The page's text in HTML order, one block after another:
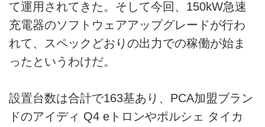
て運用されてきた。そして今回、150kW急速
充電器のソフトウェアアップグレードが行わ
れて、スペックどおりの出力での稼働が始ま
ったというわけだ。
設置台数は合計で163基あり、PCA加盟ブラン
ドのアイディ Q4 eトロンやポルシェ タイカ